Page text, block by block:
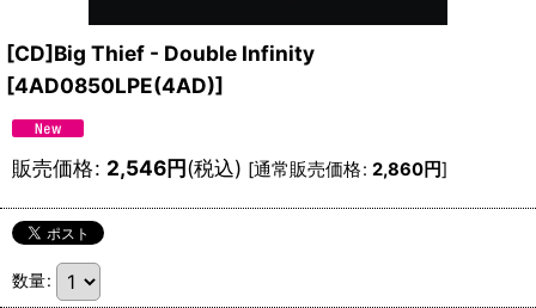
[CD]Big Thief - Double Infinity
[4AD0850LPE(4AD)]
販売価格: 2,546円(税込) [通常販売価格: 2,860円]
数量: